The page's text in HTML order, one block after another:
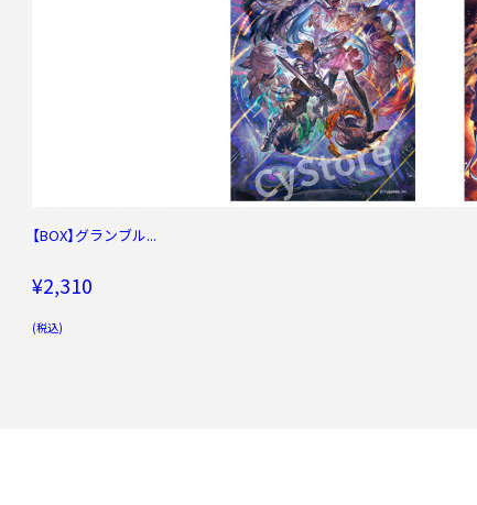
【BOX】グランブル...
¥2,310
(税込)